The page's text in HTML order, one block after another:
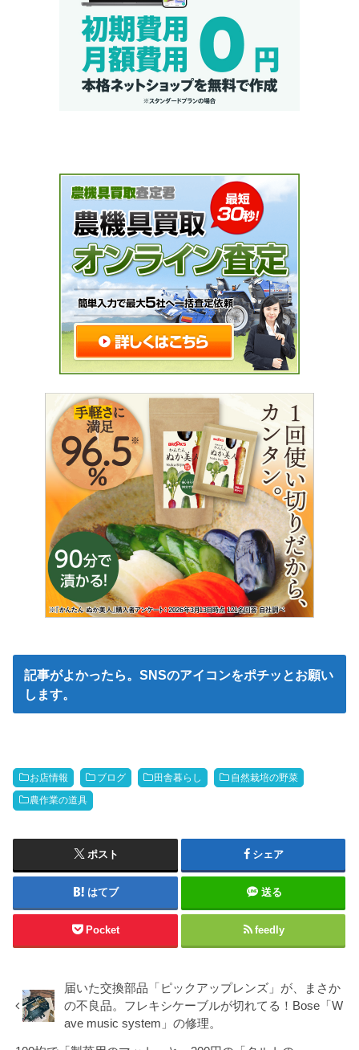
記事がよかったら。SNSのアイコンをポチッとお願い
します。
お店情報 ブログ 田舎暮らし 自然栽培の野菜
農作業の道具
ポスト シェア
はてブ 送る
Pocket feedly
届いた交換部品「ピックアップレンズ」が、まさか
の不良品。フレキシケーブルが切れてる！Bose「W
ave music system」の修理。